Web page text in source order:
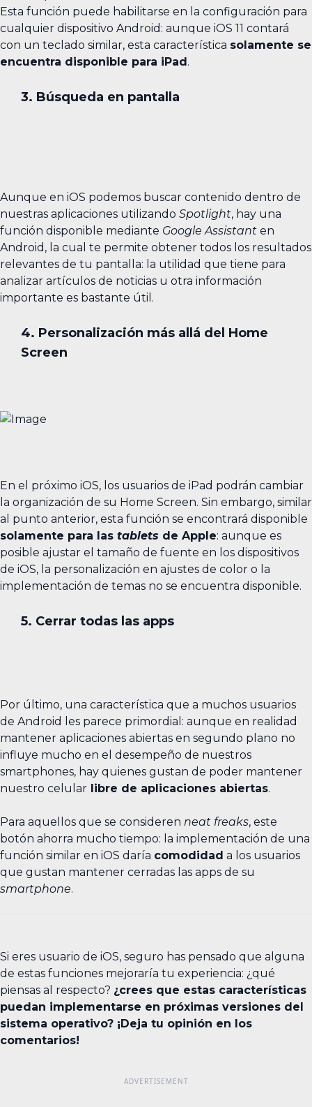
Esta función puede habilitarse en la configuración para
cualquier dispositivo Android: aunque iOS 11 contará
con un teclado similar, esta característica solamente se
encuentra disponible para iPad.
3. Búsqueda en pantalla
Aunque en iOS podemos buscar contenido dentro de
nuestras aplicaciones utilizando Spotlight, hay una
función disponible mediante Google Assistant en
Android, la cual te permite obtener todos los resultados
relevantes de tu pantalla: la utilidad que tiene para
analizar artículos de noticias u otra información
importante es bastante útil.
4. Personalización más allá del Home
Screen
En el próximo iOS, los usuarios de iPad podrán cambiar
la organización de su Home Screen. Sin embargo, similar
al punto anterior, esta función se encontrará disponible
solamente para las tablets de Apple: aunque es
posible ajustar el tamaño de fuente en los dispositivos
de iOS, la personalización en ajustes de color o la
implementación de temas no se encuentra disponible.
5. Cerrar todas las apps
Por último, una característica que a muchos usuarios
de Android les parece primordial: aunque en realidad
mantener aplicaciones abiertas en segundo plano no
influye mucho en el desempeño de nuestros
smartphones, hay quienes gustan de poder mantener
nuestro celular libre de aplicaciones abiertas.
Para aquellos que se consideren neat freaks, este
botón ahorra mucho tiempo: la implementación de una
función similar en iOS daría comodidad a los usuarios
que gustan mantener cerradas las apps de su
smartphone.
Si eres usuario de iOS, seguro has pensado que alguna
de estas funciones mejoraría tu experiencia: ¿qué
piensas al respecto? ¿crees que estas características
puedan implementarse en próximas versiones del
sistema operativo? ¡Deja tu opinión en los
comentarios!